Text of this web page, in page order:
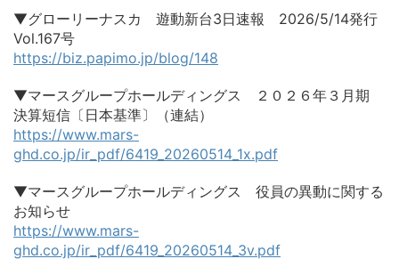
▼グローリーナスカ 遊動新台3日速報 2026/5/14発行
Vol.167号
https://biz.papimo.jp/blog/148
▼マースグループホールディングス ２０２６年３月期
決算短信〔日本基準〕（連結）
https://www.mars-
ghd.co.jp/ir_pdf/6419_20260514_1x.pdf
▼マースグループホールディングス 役員の異動に関する
お知らせ
https://www.mars-
ghd.co.jp/ir_pdf/6419_20260514_3v.pdf